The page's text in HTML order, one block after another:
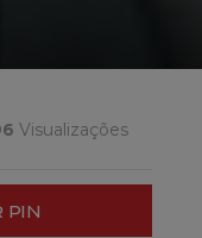
Visualizações
PIN